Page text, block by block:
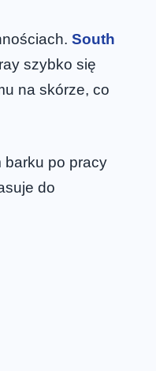
South
szybko się
na skórze, co
barku po pracy
do